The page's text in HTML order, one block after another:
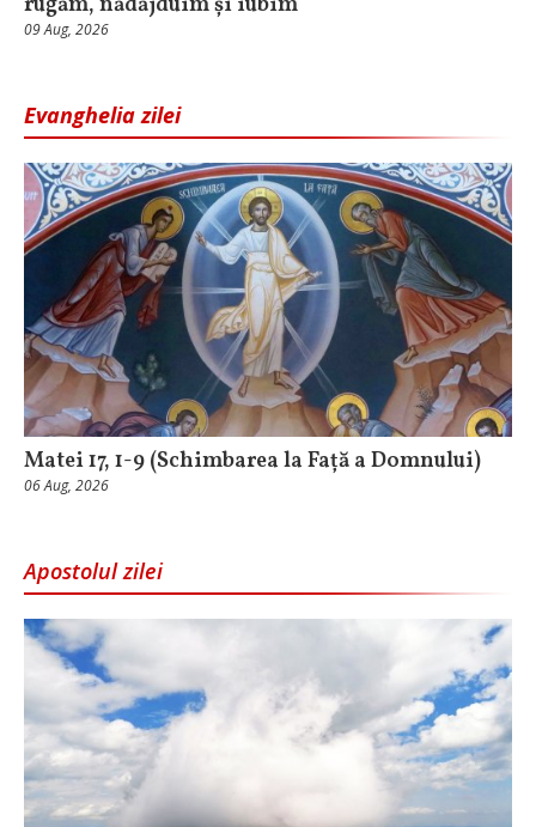
09 Aug, 2026
Evanghelia zilei
Matei 17, 1-9 (Schimbarea la Față a Domnului)
06 Aug, 2026
Apostolul zilei